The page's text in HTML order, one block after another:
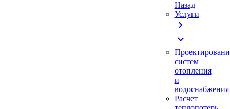
Назад
Услуги
chevron_right
expand_more
систем
отопления
и
водоснабжения
Расчет